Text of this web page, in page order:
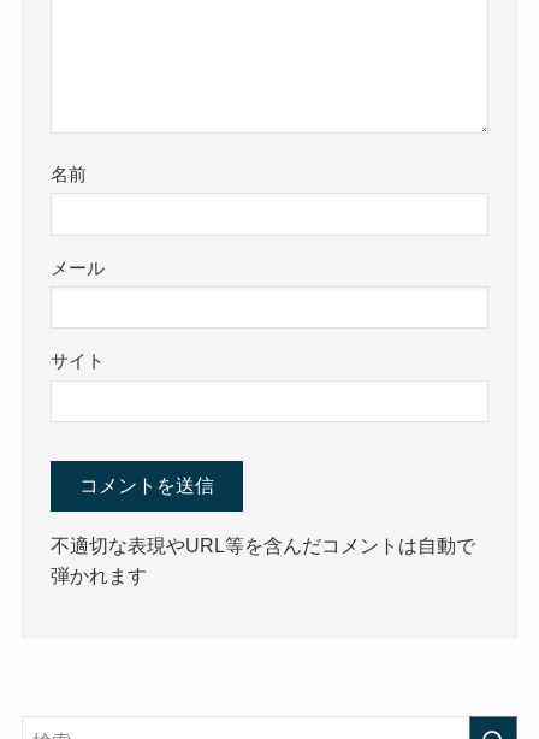
名前
メール
サイト
不適切な表現やURL等を含んだコメントは自動で
弾かれます